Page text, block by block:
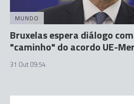
MUNDO
Bruxelas espera diálogo
"caminho" do acordo UE-
31 Out 09:54